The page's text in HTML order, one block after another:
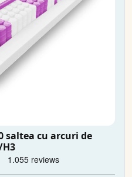
saltea cu arcuri de